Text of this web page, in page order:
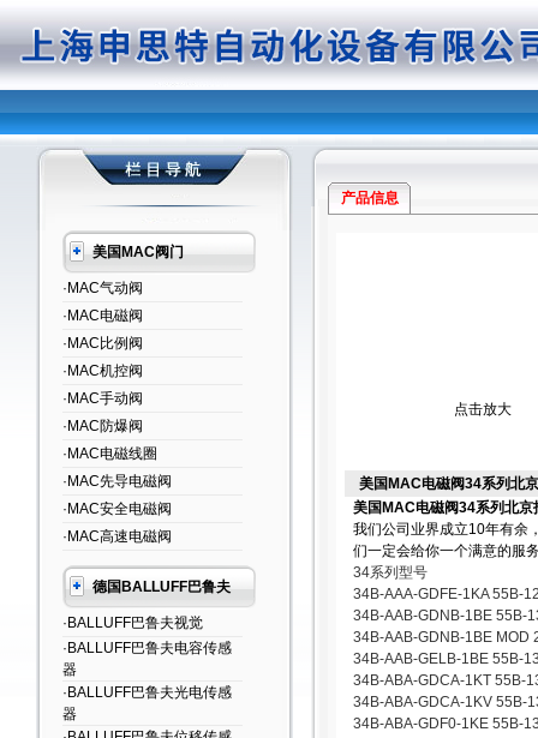
美国MAC阀门
·MAC气动阀
·MAC电磁阀
·MAC比例阀
·MAC机控阀
·MAC手动阀
·MAC防爆阀
·MAC电磁线圈
·MAC先导电磁阀
·MAC安全电磁阀
·MAC高速电磁阀
德国BALLUFF巴鲁夫
·BALLUFF巴鲁夫视觉
·BALLUFF巴鲁夫电容传感
器
·BALLUFF巴鲁夫光电传感
器
产品信息
点击放大
美国MAC电磁阀34系列北
美国MAC电磁阀34系列北京
我们公司业界成立10年有余
们一定会给你一个满意的服
34系列型号
34B-AAA-GDFE-1KA 55B-
34B-AAB-GDNB-1BE 55B-
34B-AAB-GDNB-1BE MOD
34B-AAB-GELB-1BE 55B-
34B-ABA-GDCA-1KT 55B-
34B-ABA-GDCA-1KV 55B-
34B-ABA-GDF0-1KE 55B-